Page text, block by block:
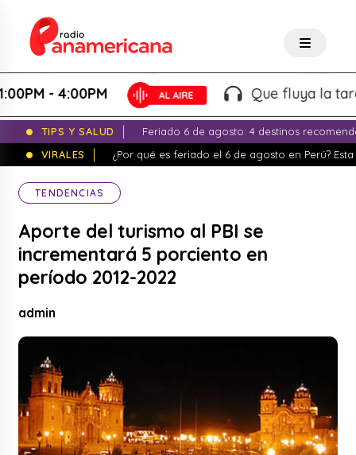
- 4:00PM Que fluya la tarde!
TIPS Y SALUD
Feriado 6 de agosto: 4 destinos
VIRALES
¿Por qué es feriado el 6 de agosto en Perú?
TENDENCIAS
Aporte del turismo al PBI se
incrementará 5 porciento en
período 2012-2022
admin